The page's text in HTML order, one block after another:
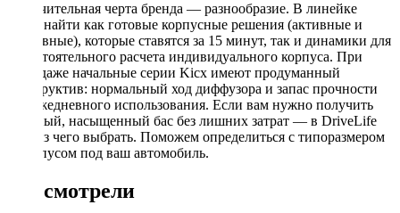
Отличительная черта бренда — разнообразие. В линейке
легко найти как готовые корпусные решения (активные и
пассивные), которые ставятся за 15 минут, так и динамики для
самостоятельного расчета индивидуального корпуса. При
этом даже начальные серии Kicx имеют продуманный
конструктив: нормальный ход диффузора и запас прочности
для ежедневного использования. Если вам нужно получить
плотный, насыщенный бас без лишних затрат — в DriveLife
есть из чего выбрать. Поможем определиться с типоразмером
и корпусом под ваш автомобиль.
Вы смотрели